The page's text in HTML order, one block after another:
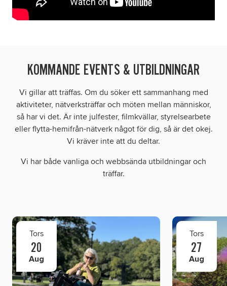
KOMMANDE EVENTS & UTBILDNINGAR
Vi gillar att träffas. Om du söker ett sammanhang med
aktiviteter, nätverksträffar och möten mellan människor,
så har vi det. Är inte julfester, filmkvällar, styrelsearbete
eller flytta-hemifrån-nätverk något för dig, så är det okej.
Vi kräver inte att du deltar.
Vi har både vanliga och webbsända utbildningar och
träffar.
Tors
20
Aug
Tors
27
Aug